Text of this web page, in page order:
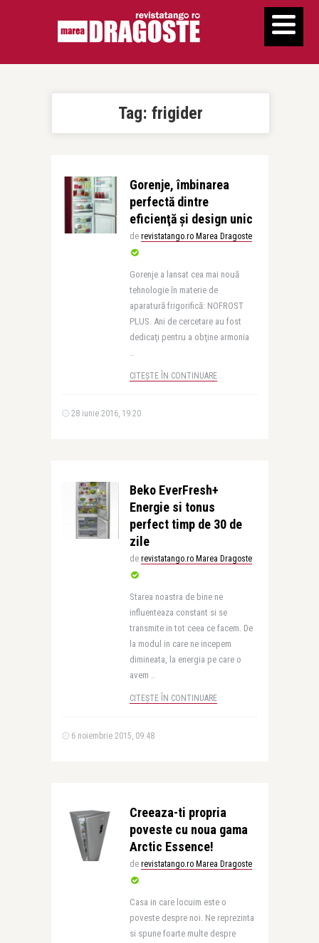
Tag: frigider
Gorenje, îmbinarea
perfectă dintre
eficienţă şi design unic
de revistatango.ro Marea Dragoste
Gorenje a lansat cea mai nouă
tehnologie în materie de
aparatură frigorifică: NOFROST
PLUS. Ani de cercetare au fost
dedicaţi pentru a obţine armonia
..
CITEȘTE ÎN CONTINUARE
28 iunie 2016, 19:20
Beko EverFresh+
Energie si tonus
perfect timp de 30 de
zile
de revistatango.ro Marea Dragoste
Starea noastra de bine ne
influenteaza constant si se
transmite in tot ceea ce facem. De
la modul in care ne incepem
dimineata, la energia pe care o
avem ..
CITEȘTE ÎN CONTINUARE
6 noiembrie 2015, 09:48
Creeaza-ti propria
poveste cu noua gama
Arctic Essence!
de revistatango.ro Marea Dragoste
Casa in care locuim este o
poveste despre noi. Ne reprezinta
si spune foarte multe despre